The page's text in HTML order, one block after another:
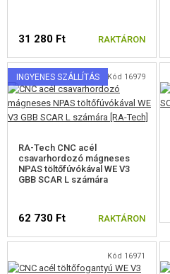
31 280 Ft RAKTÁRON
INGYENES SZÁLLÍTÁS Kód 16979
RA-Tech CNC acél
csavarhordozó mágneses
NPAS töltőfúvókával WE V3
GBB SCAR L számára
62 730 Ft RAKTÁRON
Kód 16971